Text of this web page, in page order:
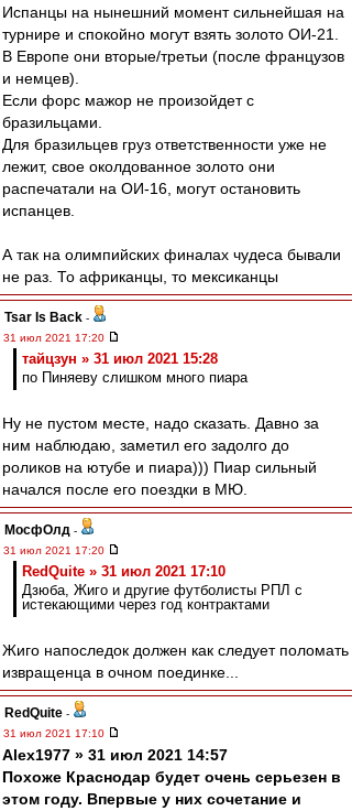
Испанцы на нынешний момент сильнейшая на
турнире и спокойно могут взять золото ОИ-21.
В Европе они вторые/третьи (после французов
и немцев).
Если форс мажор не произойдет с
бразильцами.
Для бразильцев груз ответственности уже не
лежит, свое околдованное золото они
распечатали на ОИ-16, могут остановить
испанцев.
А так на олимпийских финалах чудеса бывали
не раз. То африканцы, то мексиканцы
Tsar Is Back -
31 июл 2021 17:20
тайцзун » 31 июл 2021 15:28
по Пиняеву слишком много пиара
Ну не пустом месте, надо сказать. Давно за
ним наблюдаю, заметил его задолго до
роликов на ютубе и пиара))) Пиар сильный
начался после его поездки в МЮ.
МосфОлд -
31 июл 2021 17:20
RedQuite » 31 июл 2021 17:10
Дзюба, Жиго и другие футболисты РПЛ с
истекающими через год контрактами
Жиго напоследок должен как следует поломать
извращенца в очном поединке...
RedQuite -
31 июл 2021 17:10
Alex1977 » 31 июл 2021 14:57
Похоже Краснодар будет очень серьезен в
этом году. Впервые у них сочетание и